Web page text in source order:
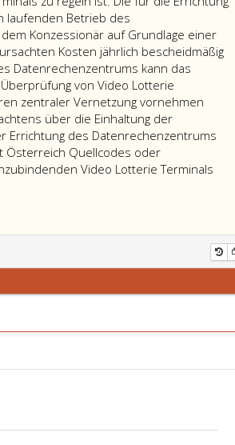
laufenden Betrieb des
Konzessionär auf Grundlage einer
Kosten jährlich bescheidmäßig
Datenrechenzentrums kann das
von Video Lotterie
zentraler Vernetzung vornehmen
über die Einhaltung der
Errichtung des Datenrechenzentrums
Österreich Quellcodes oder
Video Lotterie Terminals